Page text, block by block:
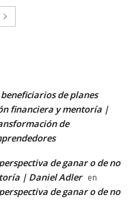
de planes
financiera y mentoría |
de
de ganar o de no
| Daniel Adler en
de ganar o de no